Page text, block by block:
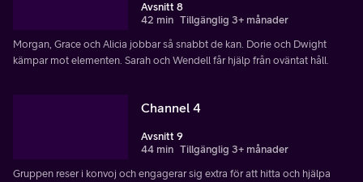
Avsnitt 8
42 min Tillgänglig 3+ månader
Morgan, Grace och Alicia jobbar så snabbt de kan. Dorie och Dwight
kämpar mot elementen. Sarah och Wendell får hjälp från oväntat håll.
Channel 4
Avsnitt 9
44 min Tillgänglig 3+ månader
Gruppen reser i konvoj och engagerar sig extra för att hitta och hjälpa